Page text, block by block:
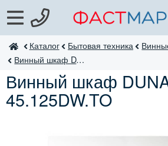
ФастМаркт
Каталог Бытовая техника
Винный шкаф DAU-45.125
Винный шкаф
45.125DW.TO